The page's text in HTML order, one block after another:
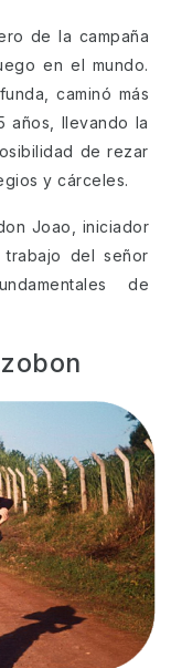
de la campaña
en el mundo.
caminó más
años, llevando la
de rezar
y cárceles.
Joao, iniciador
del señor
de